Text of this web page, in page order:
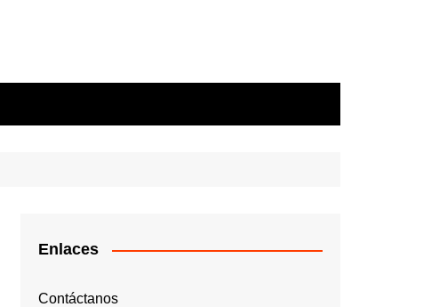
Enlaces
Contáctanos